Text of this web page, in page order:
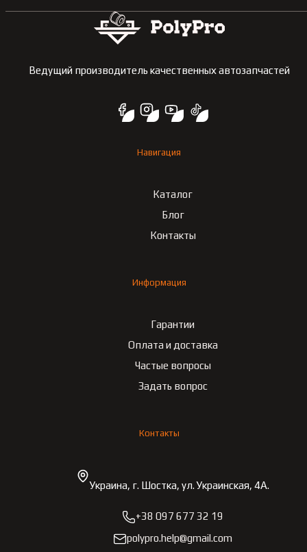
Ведущий производитель качественных автозапчастей
Навигация
Каталог
Блог
Контакты
Информация
Гарантии
Оплата и доставка
Частые вопросы
Задать вопрос
Контакты
Украина, г. Шостка, ул. Украинская, 4А.
+38 097 677 32 19
polypro.help@gmail.com